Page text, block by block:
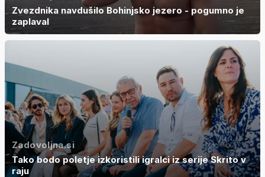
Zvezdnika navdušilo Bohinjsko jezero - pogumno je
zaplaval
Zadovoljna.si
Tako bodo poletje izkoristili igralci iz serije Skrito v
raju